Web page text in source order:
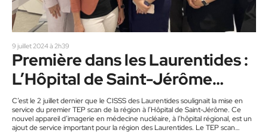
9 juillet 2024 à 2h39
Première dans les Laurentides :
L’Hôpital de Saint-Jérôme
acquiert un TEP scan
C’est le 2 juillet dernier que le CISSS des Laurentides soulignait la mise en
service du premier TEP scan de la région à l’Hôpital de Saint-Jérôme. Ce
nouvel appareil d’imagerie en médecine nucléaire, à l’hôpital régional, est un
ajout de service important pour la région des Laurentides. Le TEP scan